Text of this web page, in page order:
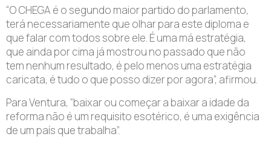
“O CHEGA é o segundo maior partido do parlamento,
terá necessariamente que olhar para este diploma e
que falar com todos sobre ele. É uma má estratégia,
que ainda por cima já mostrou no passado que não
tem nenhum resultado, é pelo menos uma estratégia
caricata, é tudo o que posso dizer por agora”, afirmou.
Para Ventura, “baixar ou começar a baixar a idade da
reforma não é um requisito esotérico, é uma exigência
de um país que trabalha”.